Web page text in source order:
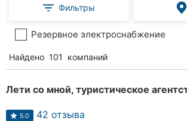
клиники
Ветеринарные
клиники
Фильтры
Резервное электроснабжение
Найдено 101 компаний
Лети со мной, туристическое
5.0 42 отзыва